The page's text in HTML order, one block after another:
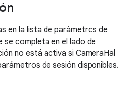
en la lista de parámetros de
se completa en el lado de
no está activa si CameraHal
de sesión disponibles.